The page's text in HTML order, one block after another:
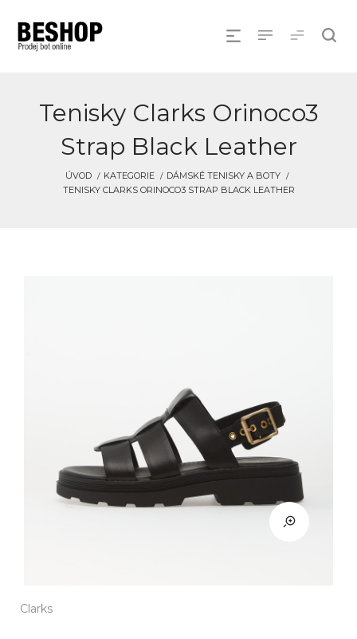
Tenisky Clarks Orinoco3
Strap Black Leather
ÚVOD KATEGORIE
DÁMSKÉ TENISKY A BOTY
TENISKY CLARKS ORINOCO3 STRAP BLACK LEATHER
Clarks